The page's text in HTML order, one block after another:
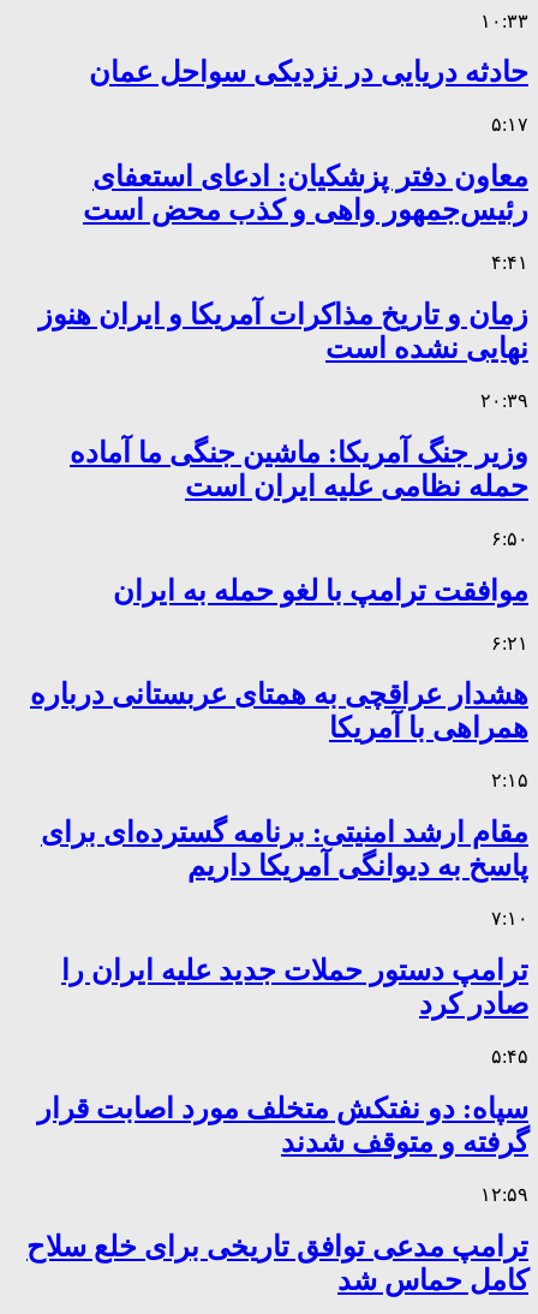
۱۰:۳۳
حادثه دریایی در نزدیکی سواحل عمان
۵:۱۷
معاون دفتر پزشکیان: ادعای استعفای
رئیس‌جمهور واهی و کذب محض است
۴:۴۱
زمان و تاریخ مذاکرات آمریکا و ایران هنوز
نهایی نشده است
۲۰:۳۹
وزیر جنگ آمریکا: ماشین جنگی ما آماده
حمله نظامی علیه ایران است
۶:۵۰
موافقت ترامپ با لغو حمله به ایران
۶:۲۱
هشدار عراقچی به همتای عربستانی درباره
همراهی با آمریکا
۲:۱۵
مقام ارشد امنیتی: برنامه گسترده‌ای برای
پاسخ به دیوانگی آمریکا داریم
۷:۱۰
ترامپ دستور حملات جدید علیه ایران را
صادر کرد
۵:۴۵
سپاه: دو نفتکش متخلف مورد اصابت قرار
گرفته و متوقف شدند
۱۲:۵۹
ترامپ مدعی توافق تاریخی برای خلع سلاح
کامل حماس شد